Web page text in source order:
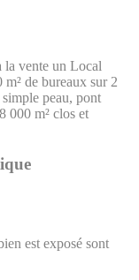
la vente un Local
de bureaux sur 2
peau, pont
000 m² clos et
est exposé sont